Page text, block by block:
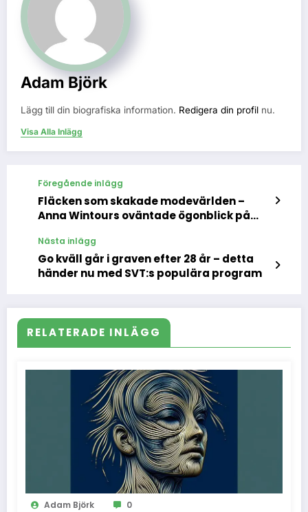
Adam Björk
Lägg till din biografiska information. Redigera din profil nu.
Visa Alla Inlägg
Föregående inlägg
Fläcken som skakade modevärlden –
Anna Wintours oväntade ögonblick på
Nästa inlägg
Go kväll går i graven efter 28 år – detta
händer nu med SVT:s populära program
RELATERADE INLÄGG
Adam Björk 0